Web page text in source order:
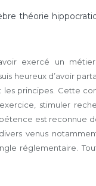
théorie
exercé un
heureux d’avoir
principes. Cette
stimuler
est reconnue
venus
réglementaire.